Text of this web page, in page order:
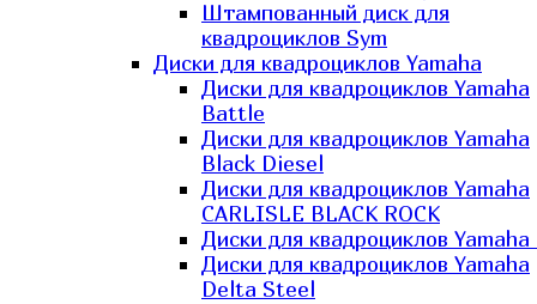
Штампованный диск для
квадроциклов Sym
Диски для квадроциклов Yamaha
Диски для квадроциклов Yamaha
Battle
Диски для квадроциклов Yamaha
Black Diesel
Диски для квадроциклов Yamaha
CARLISLE BLACK ROCK
Диски для квадроциклов Yamaha
Диски для квадроциклов Yamaha
Delta Steel